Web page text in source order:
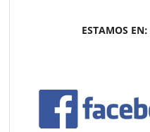
ESTAMOS EN: